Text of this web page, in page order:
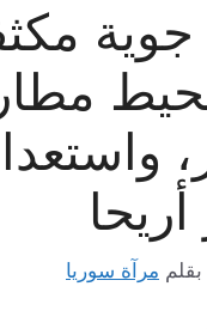
مطار
بقلم مرآة سوريا